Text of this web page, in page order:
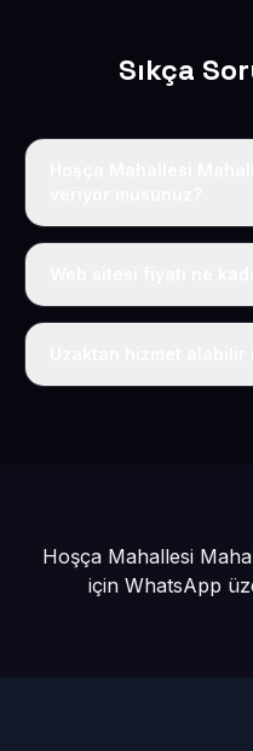
Sıkça
Evet, Hoşça Mahallesi
Tek fiyat: yılda 50 USD
Hoşça Mahallesi
için WhatsApp